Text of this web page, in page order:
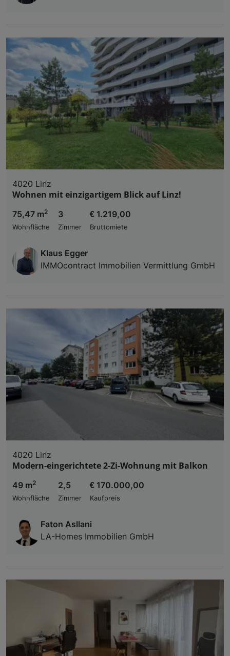
4020 Linz
Wohnen mit einzigartigem Blick auf Linz!
75,47 m2
Wohnfläche
3
Zimmer
€ 1.219,00
Bruttomiete
Klaus Egger
IMMOcontract Immobilien Vermittlung GmbH
4020 Linz
Modern-eingerichtete 2-Zi-Wohnung mit Balkon
49 m2
Wohnfläche
2,5
Zimmer
€ 170.000,00
Kaufpreis
Faton Asllani
LA-Homes Immobilien GmbH